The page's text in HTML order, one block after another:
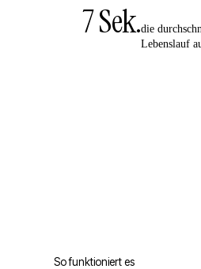
7 Sek.die
Lebenslauf
So funktioniert es